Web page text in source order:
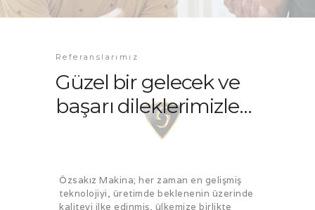
GALERI
İLETIŞIM
Referanslarımız
Güzel bir gelecek ve
başarı dileklerimizle...
Özsakız Makina; her zaman en gelişmiş
teknolojiyi, üretimde beklenenin üzerinde
kaliteyi ilke edinmiş, ülkemize birlikte